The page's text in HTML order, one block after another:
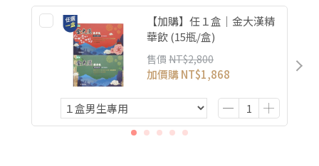
【加購】任１盒｜金大漢精
華飲 (15瓶/盒)
售價 NT$2,800
加價購NT$1,868